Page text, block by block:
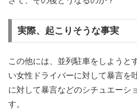
実際、起こりそうな事実
この他には、並列駐車をしようと
い女性ドライバーに対して暴言を
に対して暴言などのシチュエーシ
す。